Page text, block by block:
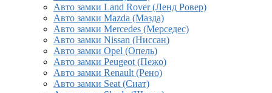
Авто замки Land Rover (Ленд Ровер)
Авто замки Mazda (Мазда)
Авто замки Mercedes (Мерседес)
Авто замки Nissan (Ниссан)
Авто замки Opel (Опель)
Авто замки Peugeot (Пежо)
Авто замки Renault (Рено)
Авто замки Seat (Сиат)